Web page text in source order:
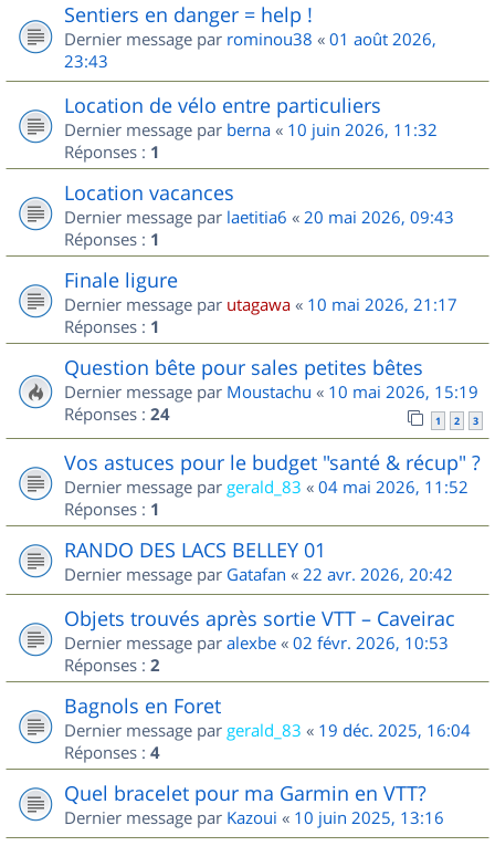
Sentiers en danger = help !
Dernier message par rominou38 « 01 août 2026,
23:43
Location de vélo entre particuliers
Dernier message par berna « 10 juin 2026, 11:32
Réponses : 1
Location vacances
Dernier message par laetitia6 « 20 mai 2026, 09:43
Réponses : 1
Finale ligure
Dernier message par utagawa « 10 mai 2026, 21:17
Réponses : 1
Question bête pour sales petites bêtes
Dernier message par Moustachu « 10 mai 2026, 15:19
Réponses : 24 1 2 3
Vos astuces pour le budget "santé & récup" ?
Dernier message par gerald_83 « 04 mai 2026, 11:52
Réponses : 1
RANDO DES LACS BELLEY 01
Dernier message par Gatafan « 22 avr. 2026, 20:42
Objets trouvés après sortie VTT – Caveirac
Dernier message par alexbe « 02 févr. 2026, 10:53
Réponses : 2
Bagnols en Foret
Dernier message par gerald_83 « 19 déc. 2025, 16:04
Réponses : 4
Quel bracelet pour ma Garmin en VTT?
Dernier message par Kazoui « 10 juin 2025, 13:16